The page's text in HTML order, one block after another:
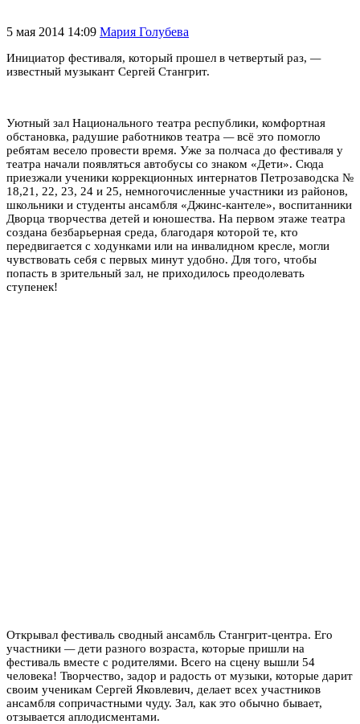
5 мая 2014 14:09 Мария Голубева
Инициатор фестиваля, который прошел в четвертый раз, —
известный музыкант Сергей Стангрит.
Уютный зал Национального театра республики, комфортная
обстановка, радушие работников театра —всё это помогло
ребятам весело провести время. Уже за полчаса до фестиваля у
театра начали появляться автобусы со знаком «Дети». Сюда
приезжали ученики коррекционных интернатов Петрозаводска №
18,21, 22, 23, 24 и 25, немногочисленные участники из районов,
школьники и студенты ансамбля «Джинс-кантеле», воспитанники
Дворца творчества детей и юношества. На первом этаже театра
создана безбарьерная среда, благодаря которой те, кто
передвигается с ходунками или на инвалидном кресле, могли
чувствовать себя с первых минут удобно. Для того, чтобы
попасть в зрительный зал, не приходилось преодолевать
ступенек!
Открывал фестиваль сводный ансамбль Стангрит-центра. Его
участники —дети разного возраста, которые пришли на
фестиваль вместе с родителями. Всего на сцену вышли 54
человека! Творчество, задор и радость от музыки, которые дарит
своим ученикам Сергей Яковлевич, делает всех участников
ансамбля сопричастными чуду. Зал, как это обычно бывает,
отзывается аплодисментами.